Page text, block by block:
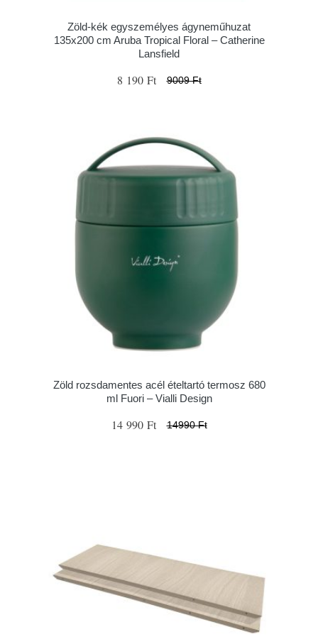
Zöld-kék egyszemélyes ágyneműhuzat
135x200 cm Aruba Tropical Floral – Catherine
Lansfield
8 190 Ft 9009 Ft
Zöld rozsdamentes acél ételtartó termosz 680
ml Fuori – Vialli Design
14 990 Ft 14990 Ft